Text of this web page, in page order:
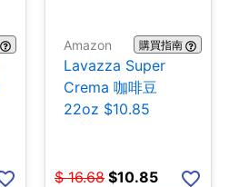
Amazon 購買指南
Lavazza Super
Crema 咖啡豆
22oz $10.85
$ 16.68 $10.85